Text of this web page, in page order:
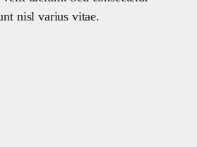
nisl varius vitae.